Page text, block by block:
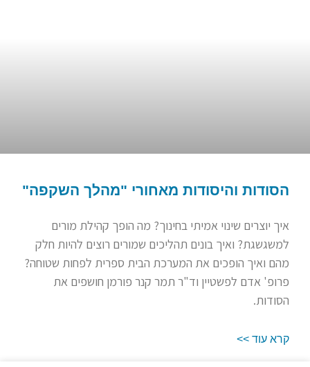
הסודות והיסודות מאחורי "מהלך השקפה"
איך יוצרים שינוי אמיתי בחינוך? מה הופך קהילת מורים
למשגשגת? ואיך בונים תהליכים שמורים רוצים להיות חלק
מהם ואיך הופכים את המערכת הבית ספרית לפחות שטוחה?
פרופ' אדם לפשטיין וד"ר תמר קנר פורמן חושפים את
הסודות.
קרא עוד >>